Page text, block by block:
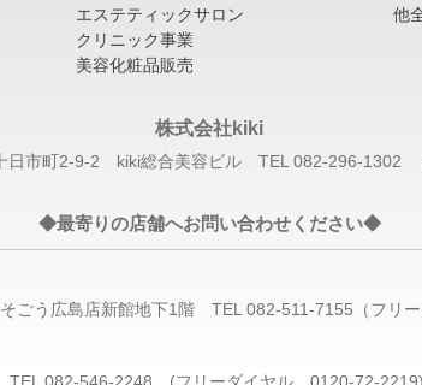
エステティックサロン
クリニック事業
美容化粧品販売
他
株式会社kiki
日市町2-9-2 kiki総合美容ビル TEL 082-296-1302
◆最寄りの店舗へお問い合わせください◆
ごう広島店新館地下1階 TEL 082-511-7155 （フリ
TEL 082-546-2248 (フリーダイヤル 0120-72-2219)